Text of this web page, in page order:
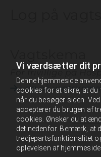
Vi værdsætter dit
Denne hjemmeside
cookies for at sikre, at du
når du besøger siden.
accepterer du brugen af
cookies. Ønsker du at
det nedenfor. Bemærk, at
tredjepartsfunktionalitet
oplevelsen af
For frivillige på
Log på vagtskema